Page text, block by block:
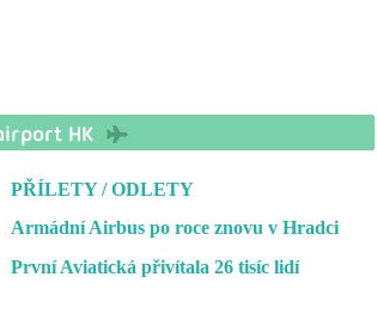
PŘÍLETY / ODLETY
Armádní Airbus po roce znovu v Hradci
První Aviatická přivítala 26 tisíc lidí